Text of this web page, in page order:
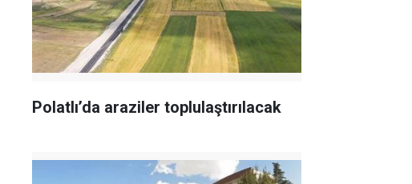
Polatlı’da araziler toplulaştırılacak